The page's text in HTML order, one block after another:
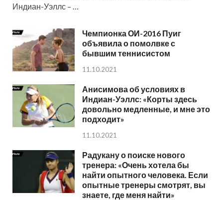
Индиан-Уэллс – …
Чемпионка ОИ-2016 Пуиг
объявила о помолвке с
бывшим теннисистом
11.10.2021
Анисимова об условиях в
Индиан-Уэллс: «Корты здесь
довольно медленные, и мне это
подходит»
11.10.2021
Радукану о поиске нового
тренера: «Очень хотела бы
найти опытного человека. Если
опытные тренеры смотрят, вы
знаете, где меня найти»